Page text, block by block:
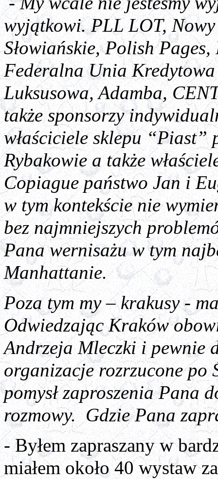
wyjątkowi. PLL LOT,
Słowiańskie, Polish
Federalna Unia
Luksusowa, Adamba,
także sponsorzy
właściciele sklepu
Rybakowie a także
Copiague państwo Jan i
w tym kontekście nie
bez najmniejszych
Pana wernisażu w tym
Manhattanie.
Poza tym my – krakusy -
Odwiedzając Kraków
Andrzeja Mleczki i pewnie
organizacje rozrzucone po
pomysł zaproszenia Pana
rozmowy. Gdzie Pana
- Byłem zapraszany w
miałem około 40 wystaw